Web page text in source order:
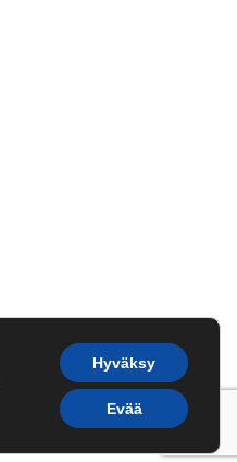
Hyväksy
Evää